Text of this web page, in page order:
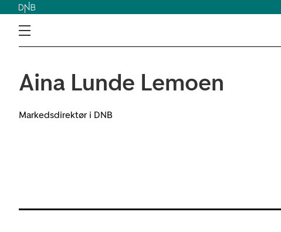
Aina Lunde Lemoen
Markedsdirektør i DNB